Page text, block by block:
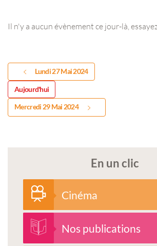
Il n'y a aucun évènement ce jour-là,
Lundi 27 Mai 2024
Aujourd'hui
Mercredi 29 Mai 2024
En un clic
Cinéma
Nos publications